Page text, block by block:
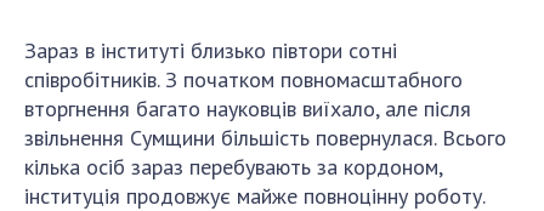
МІЖНАРОДНЕ СПІВРОБІТНИЦТВО
Членство в міжнародних організаціях
Міжнародні угоди
Зараз в інституті близько півтори сотні
співробітників. З початком повномасштабного
вторгнення багато науковців виїхало, але після
звільнення Сумщини більшість повернулася. Всього
кілька осіб зараз перебувають за кордоном,
інституція продовжує майже повноцінну роботу.